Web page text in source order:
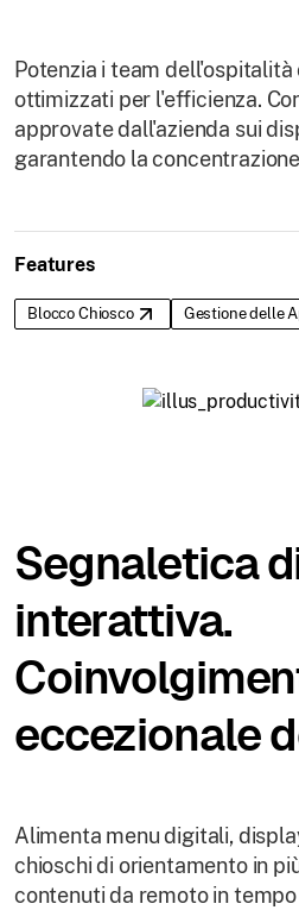
Potenzia i team
ottimizzati per l'efficienza.
approvate dall'azienda sui
garantendo la
Features
Blocco Chiosco Gestione delle
Segnaletica
interattiva.
eccezionale
Alimenta menu digitali,
chioschi di orientamento in
contenuti da remoto in